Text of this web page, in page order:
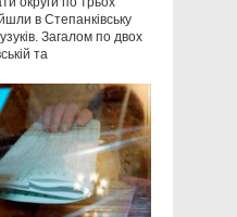
в Степанківську
Загалом по двох
та